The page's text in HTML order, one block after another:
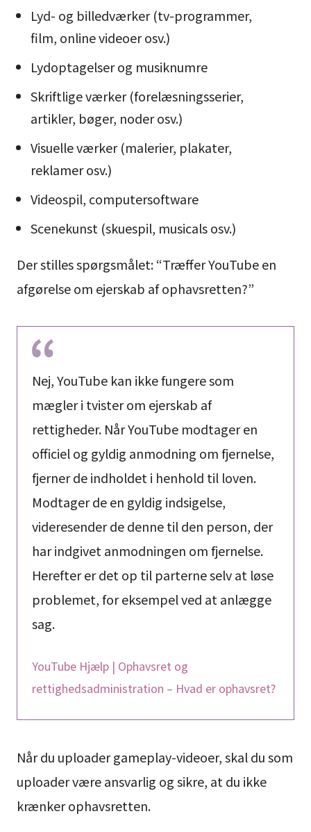
Lyd- og billedværker (tv-programmer,
film, online videoer osv.)
Lydoptagelser og musiknumre
Skriftlige værker (forelæsningsserier,
artikler, bøger, noder osv.)
Visuelle værker (malerier, plakater,
reklamer osv.)
Videospil, computersoftware
Scenekunst (skuespil, musicals osv.)
Der stilles spørgsmålet: “Træffer YouTube en
afgørelse om ejerskab af ophavsretten?”
Nej, YouTube kan ikke fungere som
mægler i tvister om ejerskab af
rettigheder. Når YouTube modtager en
officiel og gyldig anmodning om fjernelse,
fjerner de indholdet i henhold til loven.
Modtager de en gyldig indsigelse,
videresender de denne til den person, der
har indgivet anmodningen om fjernelse.
Herefter er det op til parterne selv at løse
problemet, for eksempel ved at anlægge
sag.
YouTube Hjælp | Ophavsret og
rettighedsadministration – Hvad er ophavsret?
Når du uploader gameplay-videoer, skal du som
uploader være ansvarlig og sikre, at du ikke
krænker ophavsretten.